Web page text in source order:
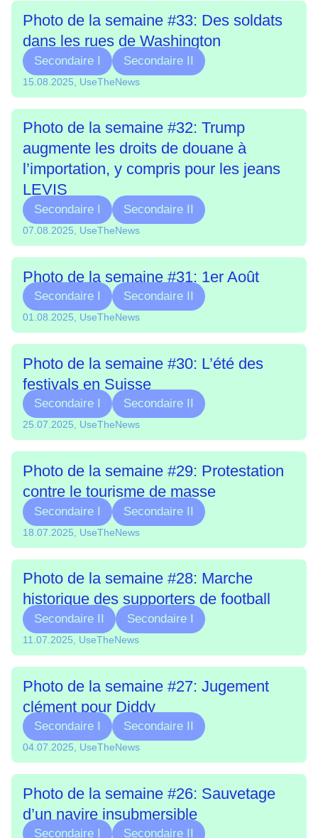
Photo de la semaine #33: Des soldats
dans les rues de Washington
Secondaire I Secondaire II
15.08.2025, UseTheNews
Photo de la semaine #32: Trump
augmente les droits de douane à
l’importation, y compris pour les jeans
LEVIS
Secondaire I Secondaire II
07.08.2025, UseTheNews
Photo de la semaine #31: 1er Août
Secondaire I Secondaire II
01.08.2025, UseTheNews
Photo de la semaine #30: L’été des
festivals en Suisse
Secondaire I Secondaire II
25.07.2025, UseTheNews
Photo de la semaine #29: Protestation
contre le tourisme de masse
Secondaire I Secondaire II
18.07.2025, UseTheNews
Photo de la semaine #28: Marche
historique des supporters de football
Secondaire II Secondaire I
11.07.2025, UseTheNews
Photo de la semaine #27: Jugement
clément pour Diddy
Secondaire I Secondaire II
04.07.2025, UseTheNews
Photo de la semaine #26: Sauvetage
d’un navire insubmersible
Secondaire I Secondaire II